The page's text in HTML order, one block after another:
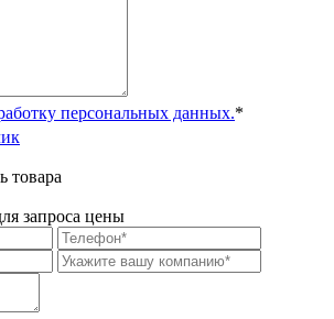
персональных данных.*
товара
запроса цены